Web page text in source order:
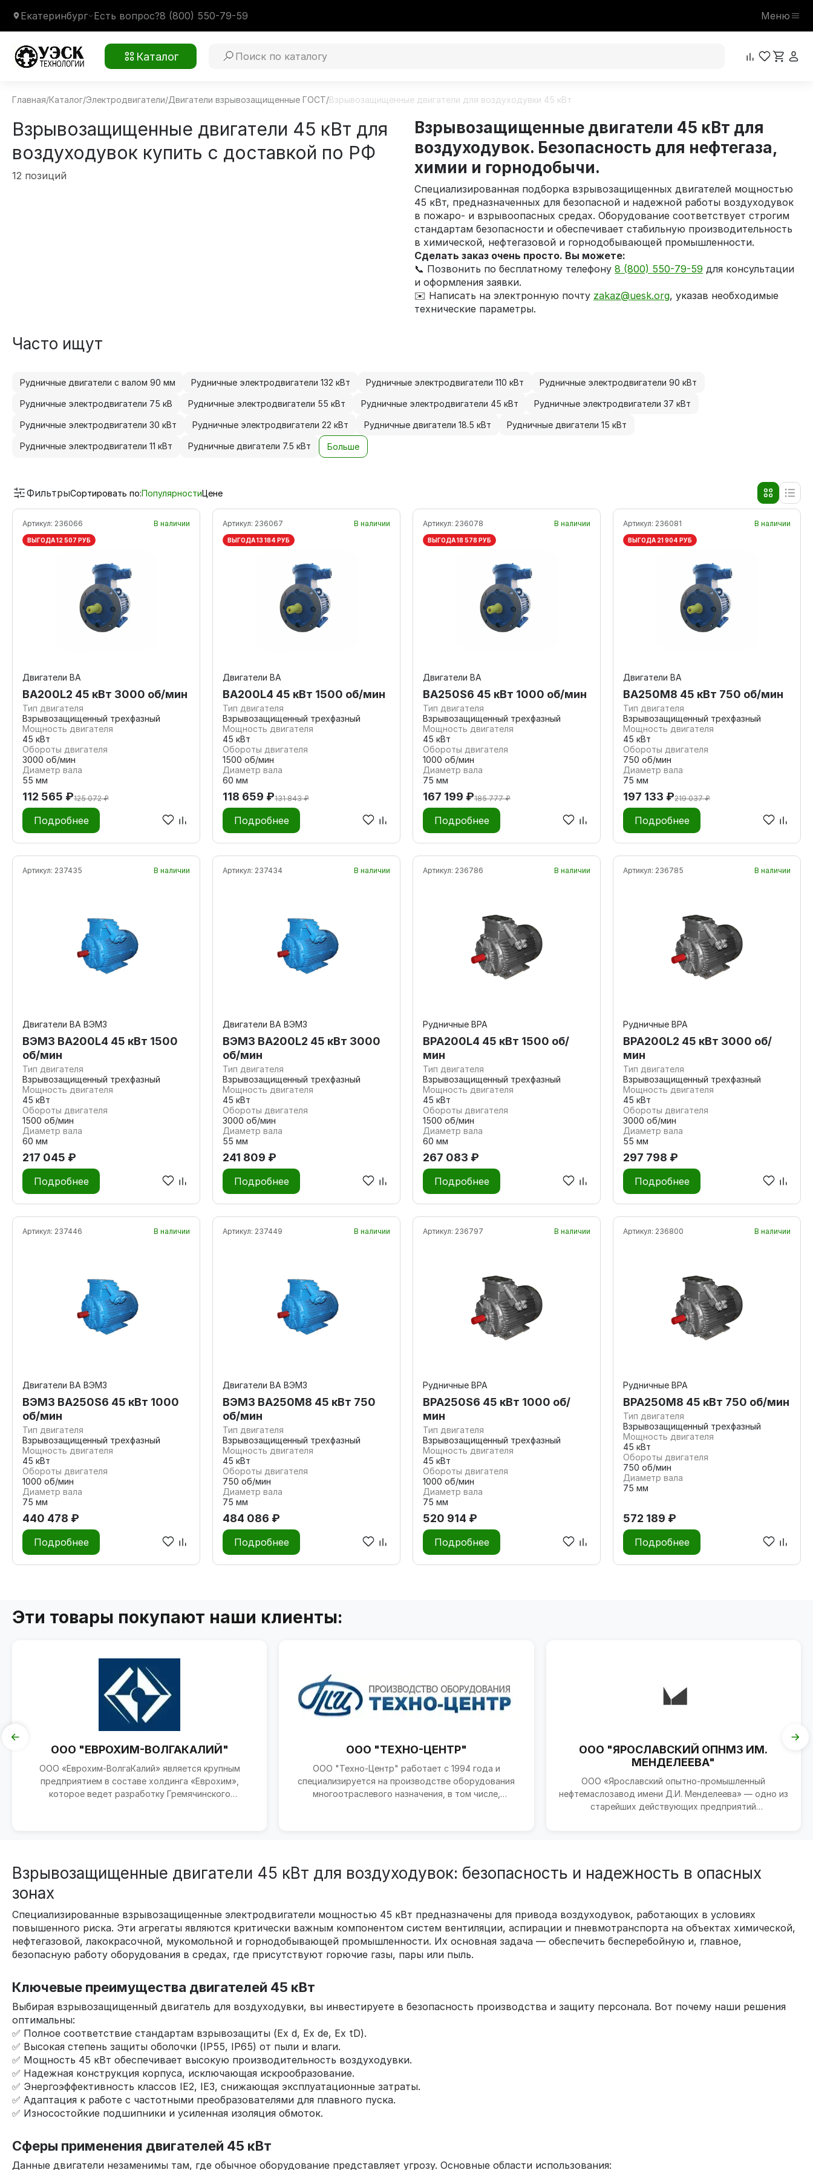
Екатеринбург Есть вопрос?8 (800) 550-79-59 Меню
Каталог
Главная/Каталог/Электродвигатели/Двигатели взрывозащищенные ГОСТ/Взрывозащищенные двигатели для воздуходувки 45 кВт
Взрывозащищенные двигатели 45 кВт для
воздуходувок купить с доставкой по РФ
12 позиций
Взрывозащищенные двигатели 45 кВт для
воздуходувок. Безопасность для нефтегаза,
химии и горнодобычи.
Специализированная подборка взрывозащищенных двигателей мощностью
45 кВт, предназначенных для безопасной и надежной работы воздуходувок
в пожаро- и взрывоопасных средах. Оборудование соответствует строгим
стандартам безопасности и обеспечивает стабильную производительность
в химической, нефтегазовой и горнодобывающей промышленности.
Сделать заказ очень просто. Вы можете:
📞 Позвонить по бесплатному телефону8 (800) 550-79-59 для консультации
и оформления заявки.
✉️ Написать на электронную почту zakaz@uesk.org, указав необходимые
технические параметры.
Часто ищут
Рудничные двигатели с валом 90 мм Рудничные электродвигатели 132 кВт Рудничные электродвигатели 110 кВт Рудничные электродвигатели 90 кВт
Рудничные электродвигатели 75 кВ Рудничные электродвигатели 55 кВт Рудничные электродвигатели 45 кВт Рудничные электродвигатели 37 кВт
Рудничные электродвигатели 30 кВт Рудничные электродвигатели 22 кВт Рудничные двигатели 18.5 кВт Рудничные двигатели 15 кВт
Рудничные электродвигатели 11 кВт Рудничные двигатели 7.5 кВт Больше
ФильтрыСортировать по:ПопулярностиЦене
Артикул: 236066 В наличии
ВЫГОДА 12 507 РУБ
Двигатели ВА
ВА200L2 45 кВт 3000 об/мин
Тип двигателя
Взрывозащищенный трехфазный
Мощность двигателя
45 кВт
Обороты двигателя
3000 об/мин
Диаметр вала
55 мм
112 565 ₽125 072 ₽
Подробнее
Артикул: 236067 В наличии
ВЫГОДА 13 184 РУБ
Двигатели ВА
ВА200L4 45 кВт 1500 об/мин
Тип двигателя
Взрывозащищенный трехфазный
Мощность двигателя
45 кВт
Обороты двигателя
1500 об/мин
Диаметр вала
60 мм
118 659 ₽131 843 ₽
Подробнее
Артикул: 236078 В наличии
ВЫГОДА 18 578 РУБ
Двигатели ВА
ВА250S6 45 кВт 1000 об/мин
Тип двигателя
Взрывозащищенный трехфазный
Мощность двигателя
45 кВт
Обороты двигателя
1000 об/мин
Диаметр вала
75 мм
167 199 ₽185 777 ₽
Подробнее
Артикул: 236081 В наличии
ВЫГОДА 21 904 РУБ
Двигатели ВА
ВА250М8 45 кВт 750 об/мин
Тип двигателя
Взрывозащищенный трехфазный
Мощность двигателя
45 кВт
Обороты двигателя
750 об/мин
Диаметр вала
75 мм
197 133 ₽219 037 ₽
Подробнее
Артикул: 237435 В наличии
Двигатели ВА ВЭМЗ
ВЭМЗ ВА200L4 45 кВт 1500
об/мин
Тип двигателя
Взрывозащищенный трехфазный
Мощность двигателя
45 кВт
Обороты двигателя
1500 об/мин
Диаметр вала
60 мм
217 045 ₽
Подробнее
Артикул: 237434 В наличии
Двигатели ВА ВЭМЗ
ВЭМЗ ВА200L2 45 кВт 3000
об/мин
Тип двигателя
Взрывозащищенный трехфазный
Мощность двигателя
45 кВт
Обороты двигателя
3000 об/мин
Диаметр вала
55 мм
241 809 ₽
Подробнее
Артикул: 236786 В наличии
Рудничные ВРА
ВРА200L4 45 кВт 1500 об/
мин
Тип двигателя
Взрывозащищенный трехфазный
Мощность двигателя
45 кВт
Обороты двигателя
1500 об/мин
Диаметр вала
60 мм
267 083 ₽
Подробнее
Артикул: 236785 В наличии
Рудничные ВРА
ВРА200L2 45 кВт 3000 об/
мин
Тип двигателя
Взрывозащищенный трехфазный
Мощность двигателя
45 кВт
Обороты двигателя
3000 об/мин
Диаметр вала
55 мм
297 798 ₽
Подробнее
Артикул: 237446 В наличии
Двигатели ВА ВЭМЗ
ВЭМЗ ВА250S6 45 кВт 1000
об/мин
Тип двигателя
Взрывозащищенный трехфазный
Мощность двигателя
45 кВт
Обороты двигателя
1000 об/мин
Диаметр вала
75 мм
440 478 ₽
Подробнее
Артикул: 237449 В наличии
Двигатели ВА ВЭМЗ
ВЭМЗ ВА250М8 45 кВт 750
об/мин
Тип двигателя
Взрывозащищенный трехфазный
Мощность двигателя
45 кВт
Обороты двигателя
750 об/мин
Диаметр вала
75 мм
484 086 ₽
Подробнее
Артикул: 236797 В наличии
Рудничные ВРА
ВРА250S6 45 кВт 1000 об/
мин
Тип двигателя
Взрывозащищенный трехфазный
Мощность двигателя
45 кВт
Обороты двигателя
1000 об/мин
Диаметр вала
75 мм
520 914 ₽
Подробнее
Артикул: 236800 В наличии
Рудничные ВРА
ВРА250М8 45 кВт 750 об/мин
Тип двигателя
Взрывозащищенный трехфазный
Мощность двигателя
45 кВт
Обороты двигателя
750 об/мин
Диаметр вала
75 мм
572 189 ₽
Подробнее
Эти товары покупают наши клиенты:
ООО "ЕВРОХИМ-ВОЛГАКАЛИЙ"
ООО «Еврохим-ВолгаКалий» является крупным
предприятием в составе холдинга «Еврохим»,
которое ведет разработку Гремячинского
ООО "ТЕХНО-ЦЕНТР"
ООО "Техно-Центр" работает с 1994 года и
специализируется на производстве оборудования
многоотраслевого назначения, в том числе,
ООО "ЯРОСЛАВСКИЙ ОПНМЗ ИМ.
МЕНДЕЛЕЕВА"
ООО «Ярославский опытно-промышленный
нефтемаслозавод имени Д.И. Менделеева» — одно из
старейших действующих предприятий
Взрывозащищенные двигатели 45 кВт для воздуходувок: безопасность и надежность в опасных
зонах
Специализированные взрывозащищенные электродвигатели мощностью 45 кВт предназначены для привода воздуходувок, работающих в условиях
повышенного риска. Эти агрегаты являются критически важным компонентом систем вентиляции, аспирации и пневмотранспорта на объектах химической,
нефтегазовой, лакокрасочной, мукомольной и горнодобывающей промышленности. Их основная задача — обеспечить бесперебойную и, главное,
безопасную работу оборудования в средах, где присутствуют горючие газы, пары или пыль.
Ключевые преимущества двигателей 45 кВт
Выбирая взрывозащищенный двигатель для воздуходувки, вы инвестируете в безопасность производства и защиту персонала. Вот почему наши решения
оптимальны:
✅ Полное соответствие стандартам взрывозащиты (Ex d, Ex de, Ex tD).
✅ Высокая степень защиты оболочки (IP55, IP65) от пыли и влаги.
✅ Мощность 45 кВт обеспечивает высокую производительность воздуходувки.
✅ Надежная конструкция корпуса, исключающая искрообразование.
✅ Энергоэффективность классов IE2, IE3, снижающая эксплуатационные затраты.
✅ Адаптация к работе с частотными преобразователями для плавного пуска.
✅ Износостойкие подшипники и усиленная изоляция обмоток.
Сферы применения двигателей 45 кВт
Данные двигатели незаменимы там, где обычное оборудование представляет угрозу. Основные области использования: